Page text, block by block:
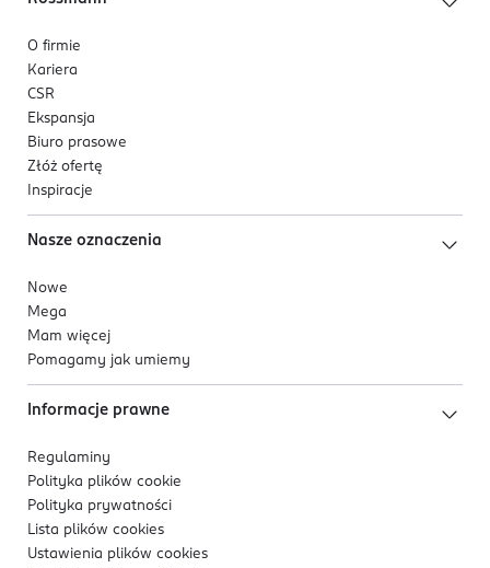
O firmie
Kariera
CSR
Ekspansja
Biuro prasowe
Złóż ofertę
Inspiracje
Nasze oznaczenia
Nowe
Mega
Mam więcej
Pomagamy jak umiemy
Informacje prawne
Regulaminy
Polityka plików cookie
Polityka prywatności
Lista plików cookies
Ustawienia plików cookies